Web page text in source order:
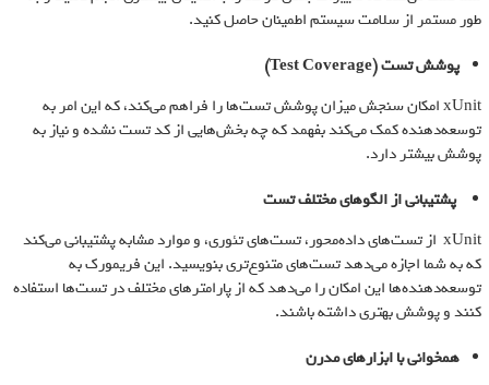
طور مستمر از سلامت سیستم اطمینان حاصل کنید.
پوشش تست(Test Coverage)
xUnit امکان سنجش میزان پوشش تست‌ها را فراهم می‌کند، که این امر به
توسعه‌دهنده کمک می‌کند بفهمد که چه بخش‌هایی از کد تست نشده و نیاز به
پوشش بیشتر دارد.
پشتیبانی از الگوهای مختلف تست
xUnit از تست‌های داده‌محور، تست‌های تئوری، و موارد مشابه پشتیبانی می‌کند
که به شما اجازه می‌دهد تست‌های متنوع‌تری بنویسید. این فریمورک به
توسعه‌دهنده‌ها این امکان را می‌دهد که از پارامترهای مختلف در تست‌ها استفاده
کنند و پوشش بهتری داشته باشند.
همخوانی با ابزارهای مدرن